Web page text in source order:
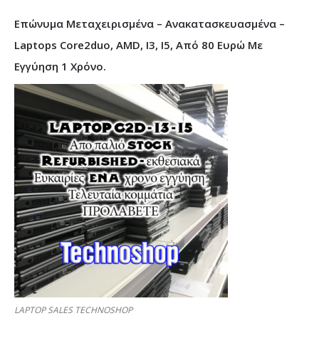
Επώνυμα Μεταχειρισμένα – Ανακατασκευασμένα –
Laptops Core2duo, AMD, I3, I5, Από 80 Ευρώ Με
Εγγύηση 1 Χρόνο.
LAPTOP SALES TECHNOSHOP